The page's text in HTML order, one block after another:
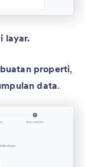
layar.
properti,
data.